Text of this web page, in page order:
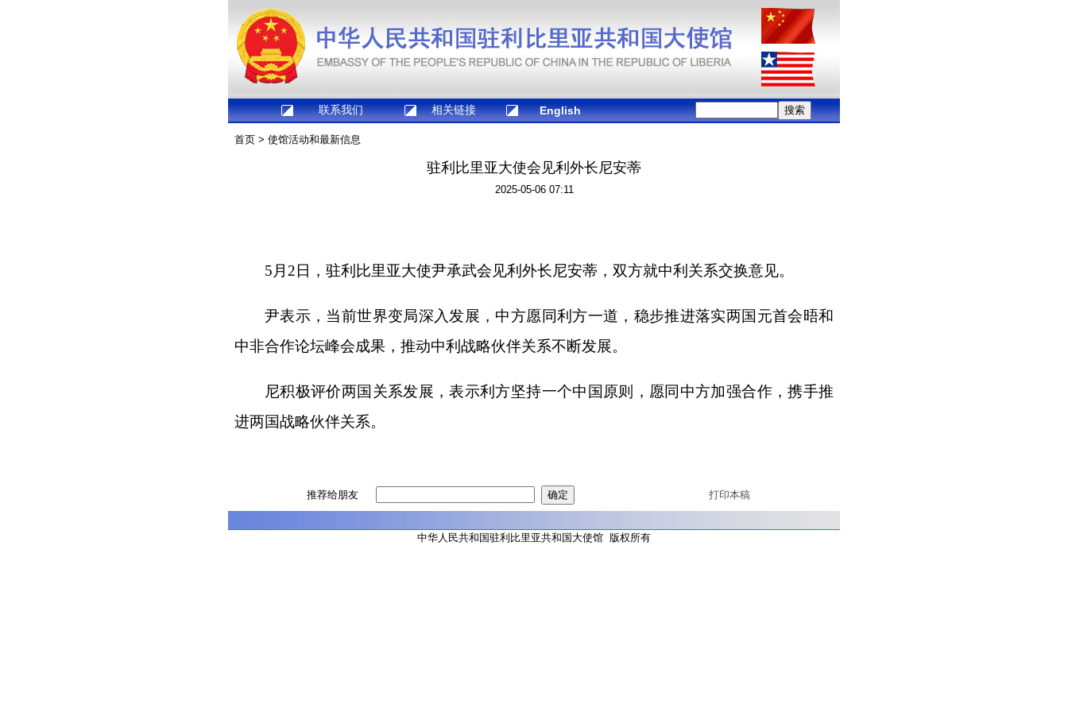
联系我们 相关链接 English
首页 > 使馆活动和最新信息
驻利比里亚大使会见利外长尼安蒂
2025-05-06 07:11
5月2日，驻利比里亚大使尹承武会见利外长尼安蒂，双方就中利关系交换意见。
尹表示，当前世界变局深入发展，中方愿同利方一道，稳步推进落实两国元首会晤和
中非合作论坛峰会成果，推动中利战略伙伴关系不断发展。
尼积极评价两国关系发展，表示利方坚持一个中国原则，愿同中方加强合作，携手推
进两国战略伙伴关系。
推荐给朋友 打印本稿
中华人民共和国驻利比里亚共和国大使馆 版权所有